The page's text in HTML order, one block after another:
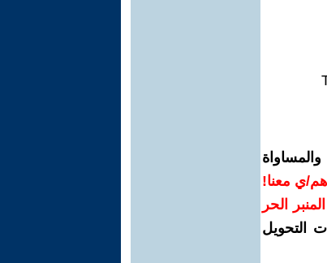
ي معنا!
الحر
التحويل